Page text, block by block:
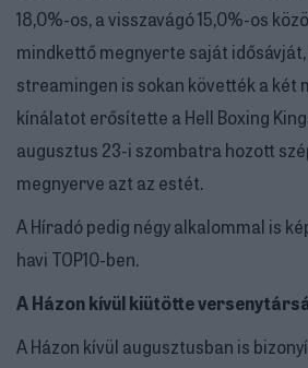
18,0%-os, a visszavágó 15,0%-os
mindkettő megnyerte saját
streamingen is sokan követték a két
kínálatot erősítette a Hell Boxing
augusztus 23-i szombatra hozott
megnyerve azt az estét.
A Híradó pedig négy alkalommal is
havi TOP10-ben.
A Házon kívül kiütötte
A Házon kívül augusztusban is